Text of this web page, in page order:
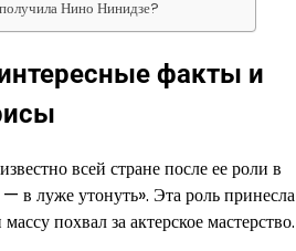
Нино Нинидзе?
факты и
всей стране после ее роли в
в луже утонуть». Эта роль принесла
похвал за актерское мастерство.